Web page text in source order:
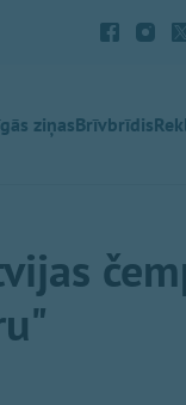
ziņasBrīvbrīdis